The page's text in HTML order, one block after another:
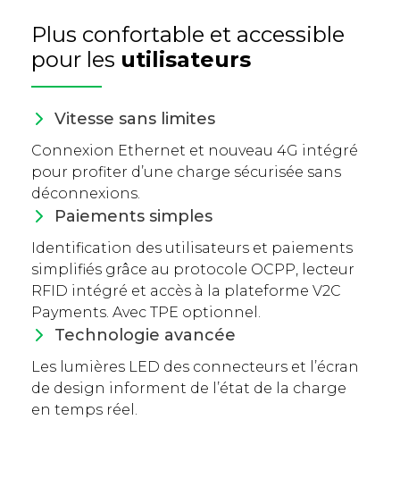
Plus confortable et accessible
pour les utilisateurs
Vitesse sans limites
Connexion Ethernet et nouveau 4G intégré
pour profiter d’une charge sécurisée sans
déconnexions.
Paiements simples
Identification des utilisateurs et paiements
simplifiés grâce au protocole OCPP, lecteur
RFID intégré et accès à la plateforme V2C
Payments. Avec TPE optionnel.
Technologie avancée
Les lumières LED des connecteurs et l’écran
de design informent de l’état de la charge
en temps réel.